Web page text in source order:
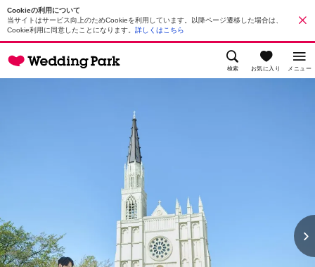
Cookieの利用について
当サイトはサービス向上のためCookieを利用しています。以降ページ遷移した場合は、
Cookie利用に同意したことになります。 詳しくはこちら
検索 お気に入り メニュー